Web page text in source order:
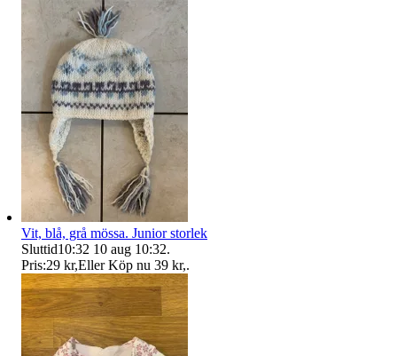
Vit, blå, grå mössa. Junior storlek
Sluttid10:32 10 aug 10:32.
Pris:29 kr,Eller Köp nu 39 kr,.